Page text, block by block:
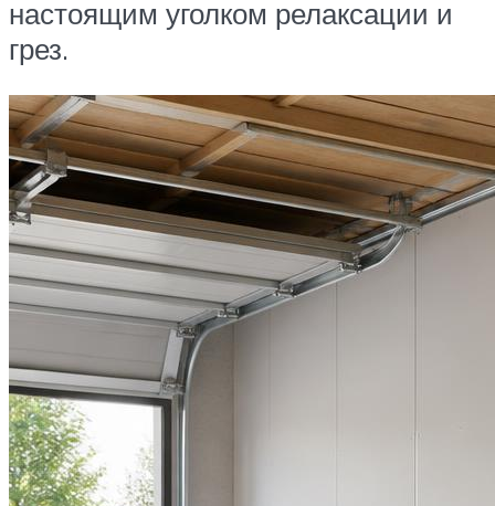
настоящим уголком релаксации и
грез.